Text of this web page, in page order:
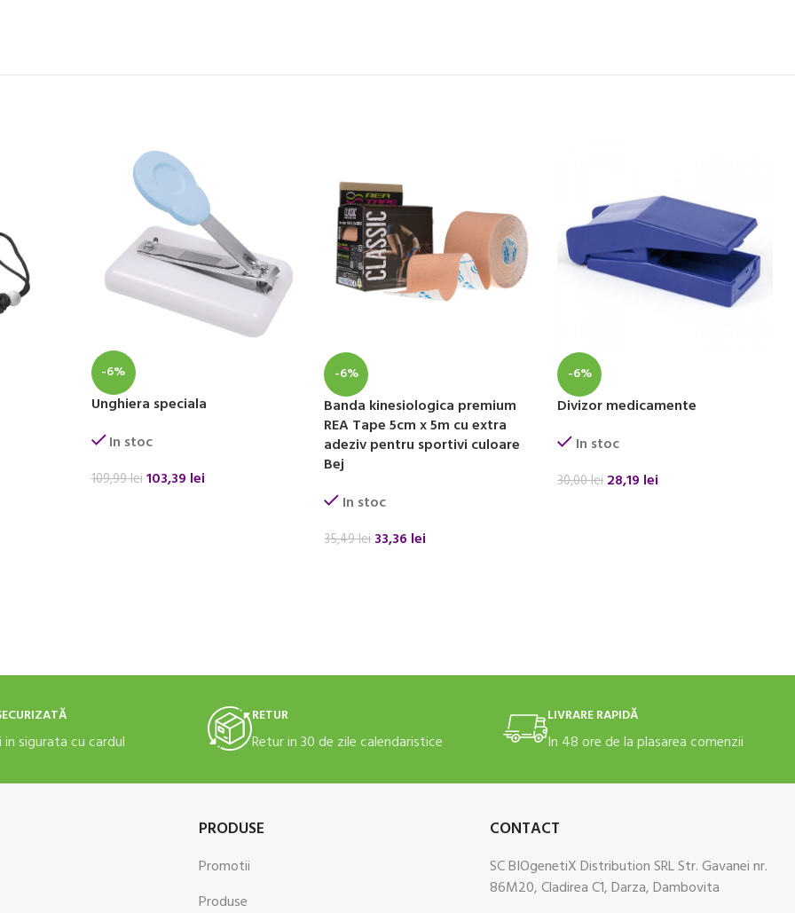
-6%
Unghiera speciala
In stoc
109,99lei103,39 lei
-6%
Banda kinesiologica premium
REA Tape 5cm x 5m cu extra
adeziv pentru sportivi culoare
Bej
In stoc
35,49lei 33,36 lei
-6%
Divizor medicamente
In stoc
30,00lei 28,19 lei
sigurata cu cardul
RETUR
Retur in 30 de zile calendaristice
LIVRARE RAPIDĂ
In 48 ore de la plasarea comenzii
PRODUSE
Promotii
Produse
CONTACT
SC BIOgenetiX Distribution SRL Str. Gavanei nr.
86M20, Cladirea C1, Darza, Dambovita